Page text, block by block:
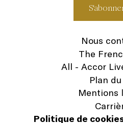
Nous
The
All - Accor
Plan
Mentions
Politique de